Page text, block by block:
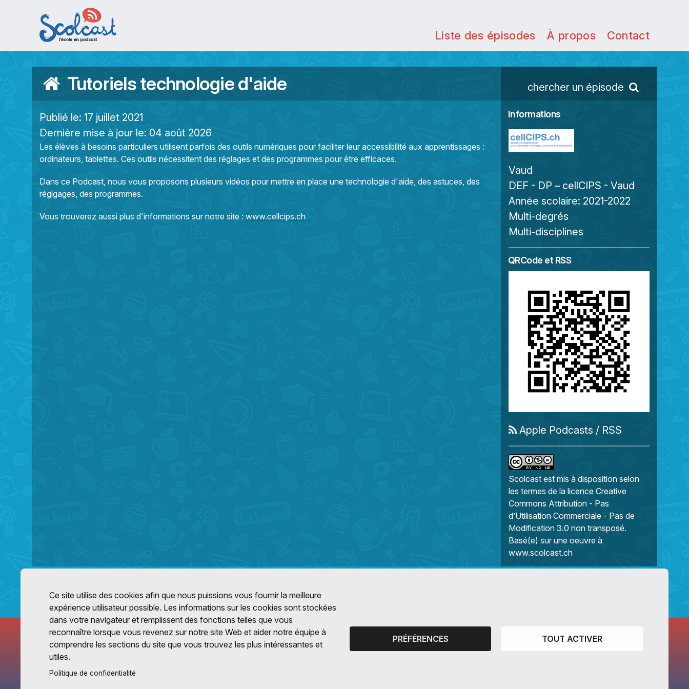
Aller au contenu principal
Liste des épisodes À propos Contact
Tutoriels technologie d'aide chercher un épisode
Publié le: 17 juillet 2021
Dernière mise à jour le: 04 août 2026
Les élèves à besoins particuliers utilisent parfois des outils numériques pour faciliter leur accessibilité aux apprentissages :
ordinateurs, tablettes. Ces outils nécessitent des réglages et des programmes pour être efficaces.
Dans ce Podcast, nous vous proposons plusieurs vidéos pour mettre en place une technologie d'aide, des astuces, des
réglgages, des programmes.
Vous trouverez aussi plus d'informations sur notre site : www.cellcips.ch
Informations
Vaud
DEF - DP – cellCIPS - Vaud
Année scolaire: 2021-2022
Multi-degrés
Multi-disciplines
QRCode et RSS
Apple Podcasts / RSS
Scolcast est mis à disposition selon
les termes de la licence Creative
Commons Attribution - Pas
d’Utilisation Commerciale - Pas de
Modification 3.0 non transposé.
Basé(e) sur une oeuvre à
www.scolcast.ch
Ce site utilise des cookies afin que nous puissions vous fournir la meilleure
expérience utilisateur possible. Les informations sur les cookies sont stockées
dans votre navigateur et remplissent des fonctions telles que vous
reconnaître lorsque vous revenez sur notre site Web et aider notre équipe à
comprendre les sections du site que vous trouvez les plus intéressantes et
utiles.
Politique de confidentialité
PRÉFÉRENCES TOUT ACTIVER